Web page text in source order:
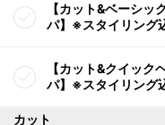
【カット&ベーシッ
パ】※スタイリング
【カット&クイック
パ】※スタイリング
カット